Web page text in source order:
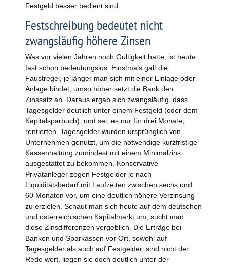
Festgeld besser bedient sind.
Festschreibung bedeutet nicht
zwangsläufig höhere Zinsen
Was vor vielen Jahren noch Gültigkeit hatte, ist heute
fast schon bedeutungslos. Einstmals galt die
Faustregel, je länger man sich mit einer Einlage oder
Anlage bindet, umso höher setzt die Bank den
Zinssatz an. Daraus ergab sich zwangsläufig, dass
Tagesgelder deutlich unter einem Festgeld (oder dem
Kapitalsparbuch), und sei, es nur für drei Monate,
rentierten. Tagesgelder wurden ursprünglich von
Unternehmen genutzt, um die notwendige kurzfristige
Kassenhaltung zumindest mit einem Minimalzins
ausgestattet zu bekommen. Konservative
Privatanleger zogen Festgelder je nach
Liquiditätsbedarf mit Laufzeiten zwischen sechs und
60 Monaten vor, um eine deutlich höhere Verzinsung
zu erzielen. Schaut man sich heute auf dem deutschen
und österreichischen Kapitalmarkt um, sucht man
diese Zinsdifferenzen vergeblich. Die Erträge bei
Banken und Sparkassen vor Ort, sowohl auf
Tagesgelder als auch auf Festgelder, sind nicht der
Rede wert, liegen sie doch deutlich unter der